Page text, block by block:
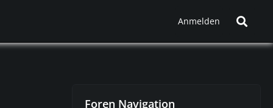
Anmelden
Foren Navigation